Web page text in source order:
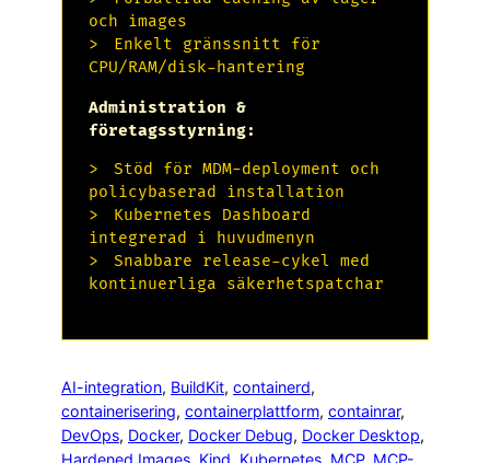
och images
Enkelt gränssnitt för
CPU/RAM/disk-hantering
Administration &
företagsstyrning:
Stöd för MDM-deployment och
policybaserad installation
Kubernetes Dashboard
integrerad i huvudmenyn
Snabbare release-cykel med
kontinuerliga säkerhetspatchar
AI-integration, BuildKit, containerd
containerisering, containerplattform, containrar
DevOps, Docker, Docker Debug, Docker Desktop